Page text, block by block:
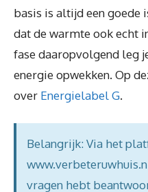
basis is altijd een goede
dat de warmte ook echt
fase daaropvolgend leg
energie opwekken. Op
over Energielabel G.
Belangrijk: Via het
vragen hebt